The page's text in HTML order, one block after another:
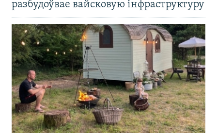
разбудоўвае вайсковую інфраструктуру